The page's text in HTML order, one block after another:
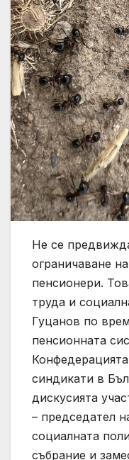
Не се
ограничаване
пенсионери.
труда и
Гуцанов по
пенсионната
синдикати в
дискусията
– председател
социалната
събрание и